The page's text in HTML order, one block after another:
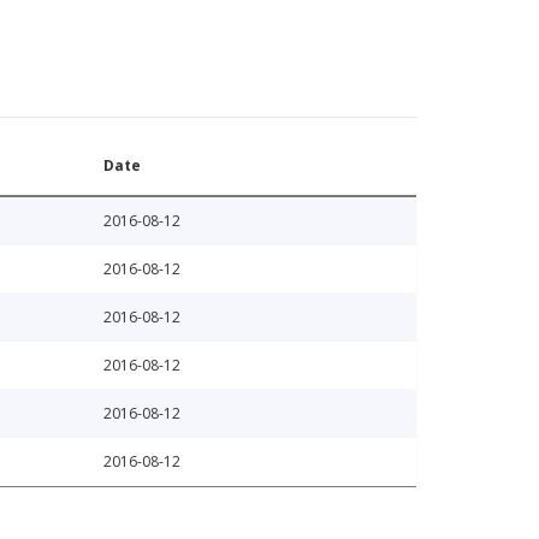
Date
2016-08-12
2016-08-12
2016-08-12
2016-08-12
2016-08-12
2016-08-12